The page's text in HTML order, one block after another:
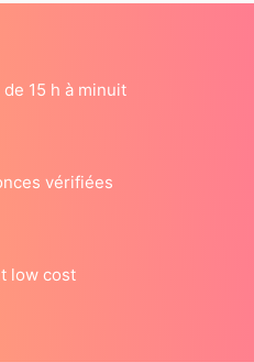
15 h à minuit
vérifiées
low cost